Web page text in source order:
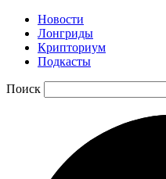
Новости
Лонгриды
Крипториум
Подкасты
Поиск